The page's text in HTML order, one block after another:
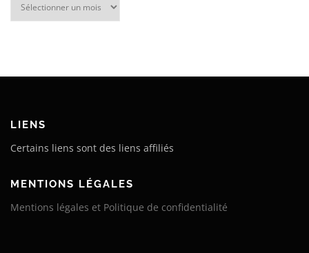
LIENS
Certains liens sont des liens affiliés
MENTIONS LÉGALES
Mentions légales et Politique de confidentialité